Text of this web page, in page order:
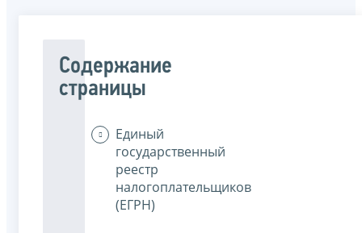
Содержание
страницы
Единый
государственный
реестр
налогоплательщиков
(ЕГРН)